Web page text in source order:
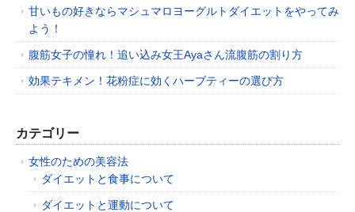
甘いもの好きならマシュマロヨーグルトダイエットをやってみ
よう！
腹筋女子の憧れ！追い込み女王Ayaさん流腹筋の割り方
効果テキメン！花粉症に効くハーブティーの選び方
カテゴリー
女性のための美容法
ダイエットと食事について
ダイエットと運動について